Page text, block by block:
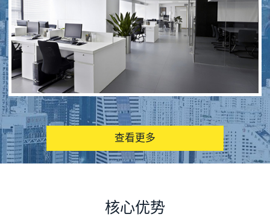
图书馆RFID电子标签管理系统
查看更多
核心优势